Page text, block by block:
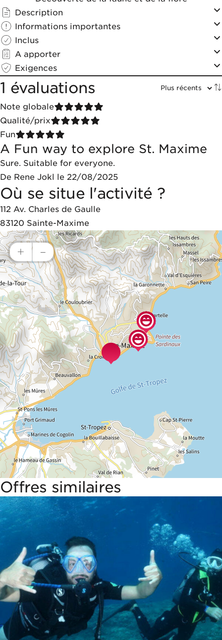
Description
Informations importantes
Inclus
A apporter
Exigences
1 évaluations
Note globale
Qualité/prix
Fun
A Fun way to explore St. Maxime
Sure. Suitable for everyone.
De Rene Jokl le 22/08/2025
Où se situe l'activité ?
112 Av. Charles de Gaulle
83120 Sainte-Maxime
+ –
Offres similaires